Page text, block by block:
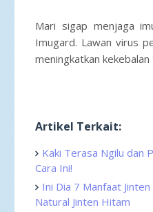
Mari sigap menjaga
Imugard. Lawan virus
meningkatkan
Artikel Terkait:
Kaki Terasa Ngilu dan
Cara Ini!
Ini Dia 7 Manfaat
Natural Jinten Hitam